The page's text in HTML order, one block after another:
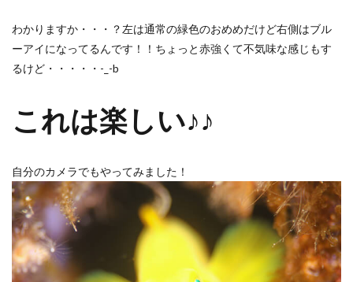
わかりますか・・・？左は通常の緑色のおめめだけど右側はブル
ーアイになってるんです！！ちょっと赤強くて不気味な感じもす
るけど・・・・・-_-b
これは楽しい♪♪
自分のカメラでもやってみました！